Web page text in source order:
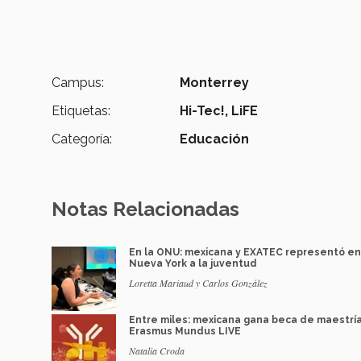
Campus:
Monterrey
Etiquetas:
Hi-Tec!, LiFE
Categoría:
Educación
Notas Relacionadas
En la ONU: mexicana y EXATEC representó en
Nueva York a la juventud
Loretta Mariaud y Carlos González
Entre miles: mexicana gana beca de
Erasmus Mundus LIVE
Natalia Croda